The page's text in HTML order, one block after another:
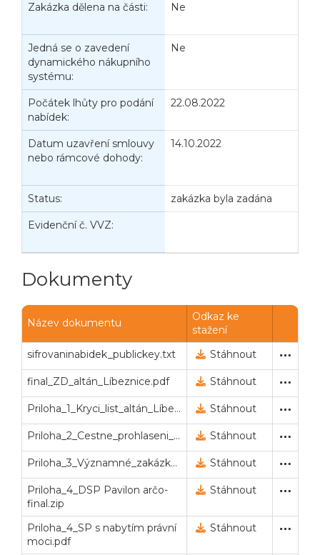
Zakázka dělena na části: Ne
Jedná se o zavedení
dynamického nákupního
systému:
Ne
Počátek lhůty pro podání
nabídek:
22.08.2022
Datum uzavření smlouvy
nebo rámcové dohody:
14.10.2022
Status: zakázka byla zadána
Evidenční č. VVZ:
Dokumenty
Název dokumentu
Odkaz ke
stažení
sifrovaninabidek_publickey.txt
Veřejný klíč pro šifrování
22. 8. 2022 14:29
Stáhnout
final_ZD_altán_Líbeznice.pdf Zadávací dokumentace
22. 8. 2022 14:37
Stáhnout
Priloha_1_Kryci_list_altán_Líbeznice.doc Zadávací dokumentace
22. 8. 2022 14:37
Stáhnout
Priloha_2_Cestne_prohlaseni_altán_Líbeznice.doc Zadávací dokumentace
22. 8. 2022 14:38
Stáhnout
Priloha_3_Významné_zakázky_altán_Líbeznice.doc Zadávací dokumentace
22. 8. 2022 14:38
Stáhnout
Priloha_4_DSP Pavilon arčo-
final.zip
Zadávací dokumentace
22. 8. 2022 14:39
Stáhnout
Priloha_4_SP s nabytím právní
moci.pdf
Zadávací dokumentace
22. 8. 2022 14:39
Stáhnout